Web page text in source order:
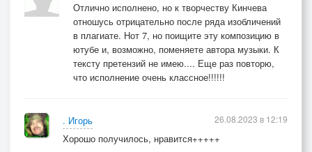
Отлично исполнено, но к творчеству Кинчева
отношусь отрицательно после ряда изобличений
в плагиате. Нот 7, но поищите эту композицию в
ютубе и, возможно, поменяете автора музыки. К
тексту претензий не имею.... Еще раз повторю,
что исполнение очень классное!!!!!!
. Игорь
Хорошо получилось, нравится+++++
26.08.2023 в 12:19